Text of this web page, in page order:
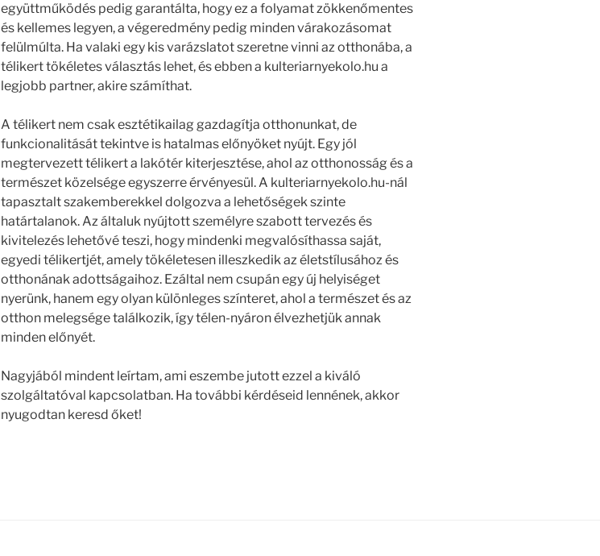
együttműködés pedig garantálta, hogy ez a folyamat zökkenőmentes
és kellemes legyen, a végeredmény pedig minden várakozásomat
felülmúlta. Ha valaki egy kis varázslatot szeretne vinni az otthonába, a
télikert tökéletes választás lehet, és ebben a kulteriarnyekolo.hu a
legjobb partner, akire számíthat.
A télikert nem csak esztétikailag gazdagítja otthonunkat, de
funkcionalitását tekintve is hatalmas előnyöket nyújt. Egy jól
megtervezett télikert a lakótér kiterjesztése, ahol az otthonosság és a
természet közelsége egyszerre érvényesül. A kulteriarnyekolo.hu-nál
tapasztalt szakemberekkel dolgozva a lehetőségek szinte
határtalanok. Az általuk nyújtott személyre szabott tervezés és
kivitelezés lehetővé teszi, hogy mindenki megvalósíthassa saját,
egyedi télikertjét, amely tökéletesen illeszkedik az életstílusához és
otthonának adottságaihoz. Ezáltal nem csupán egy új helyiséget
nyerünk, hanem egy olyan különleges színteret, ahol a természet és az
otthon melegsége találkozik, így télen-nyáron élvezhetjük annak
minden előnyét.
Nagyjából mindent leírtam, ami eszembe jutott ezzel a kiváló
szolgáltatóval kapcsolatban. Ha további kérdéseid lennének, akkor
nyugodtan keresd őket!